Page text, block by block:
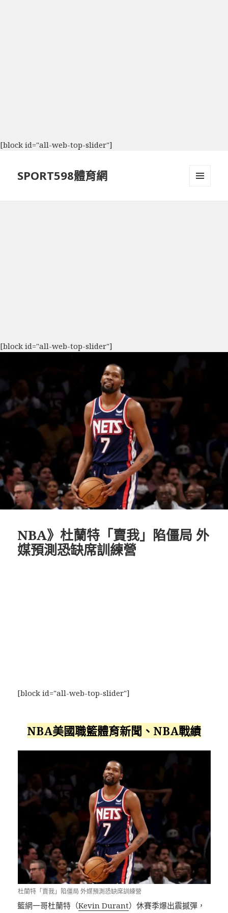
[block id="all-web-top-slider"]
SPORT598體育網
[block id="all-web-top-slider"]
NBA》杜蘭特「賣我」陷僵局 外
媒預測恐缺席訓練營
[block id="all-web-top-slider"]
NBA美國職籃體育新聞、NBA戰績
杜蘭特「賣我」陷僵局 外媒預測恐缺席訓練營
籃網一哥杜蘭特（Kevin Durant）休賽季爆出震撼彈，